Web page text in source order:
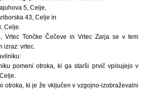
5, Celje,
43, Celje in
Celje.
Vrtec Tončke Čečeve in Vrtec Zarja se v tem
izraz: vrtec.
pomeni otroka, ki ga starši prvič vpisujejo v
otroka, ki je že vključen v vzgojno-izobraževalni